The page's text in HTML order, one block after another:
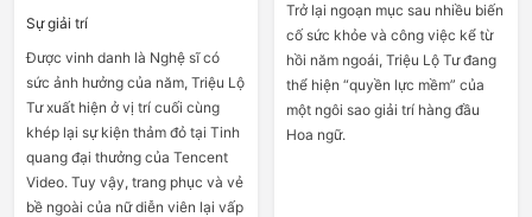
Sự giải trí
Được vinh danh là Nghệ sĩ có
sức ảnh hưởng của năm, Triệu Lộ
Tư xuất hiện ở vị trí cuối cùng
khép lại sự kiện thảm đỏ tại Tinh
quang đại thưởng của Tencent
Video. Tuy vậy, trang phục và vẻ
bề ngoài của nữ diễn viên lại vấp
Trở lại ngoạn mục sau nhiều biến
cố sức khỏe và công việc kể từ
hồi năm ngoái, Triệu Lộ Tư đang
thể hiện “quyền lực mềm” của
một ngôi sao giải trí hàng đầu
Hoa ngữ.